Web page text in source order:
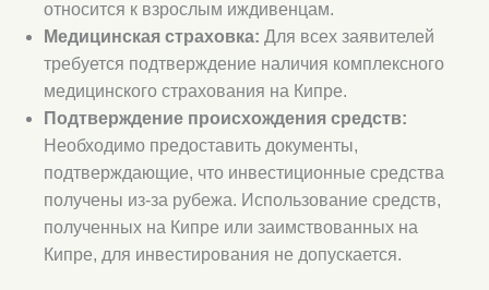
относится к взрослым иждивенцам.
Медицинская страховка: Для всех заявителей
требуется подтверждение наличия комплексного
медицинского страхования на Кипре.
Подтверждение происхождения средств:
Необходимо предоставить документы,
подтверждающие, что инвестиционные средства
получены из-за рубежа. Использование средств,
полученных на Кипре или заимствованных на
Кипре, для инвестирования не допускается.